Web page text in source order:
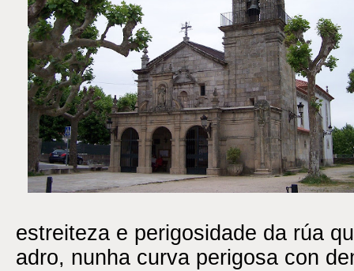
estreiteza e perigosidade da rúa
adro, nunha curva perigosa con